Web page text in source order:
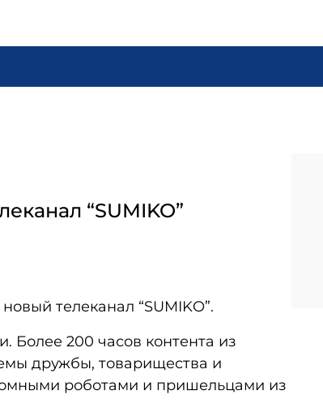
“SUMIKO”
телеканал “SUMIKO”.
Более 200 часов контента из
дружбы, товарищества и
роботами и пришельцами из